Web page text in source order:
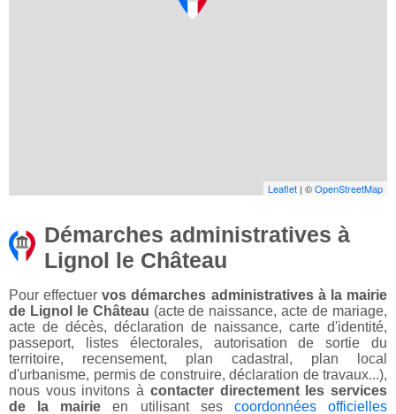
Leaflet | ©OpenStreetMap
Démarches administratives à
Lignol le Château
Pour effectuervos démarches administratives à la mairie
de Lignol le Château (acte de naissance, acte de mariage,
acte de décès, déclaration de naissance, carte d'identité,
passeport, listes électorales, autorisation de sortie du
territoire, recensement, plan cadastral, plan local
d'urbanisme, permis de construire, déclaration de travaux...),
nous vous invitons à contacter directement les services
de la mairie en utilisant ses coordonnées officielles